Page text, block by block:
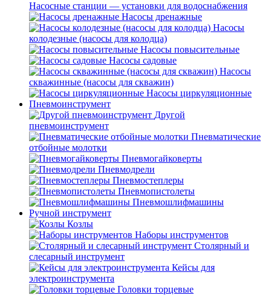
Насосные станции — установки для водоснабжения
Насосы дренажные
Насосы
колодезные (насосы для колодца)
Насосы повысительные
Насосы садовые
Насосы
скважинные (насосы для скважин)
Насосы циркуляционные
Пневмоинструмент
Другой
пневмоинструмент
Пневматические
отбойные молотки
Пневмогайковерты
Пневмодрели
Пневмостеплеры
Пневмопистолеты
Пневмошлифмашины
Ручной инструмент
Козлы
Наборы инструментов
Столярный и
слесарный инструмент
Кейсы для
электроинструмента
Головки торцевые